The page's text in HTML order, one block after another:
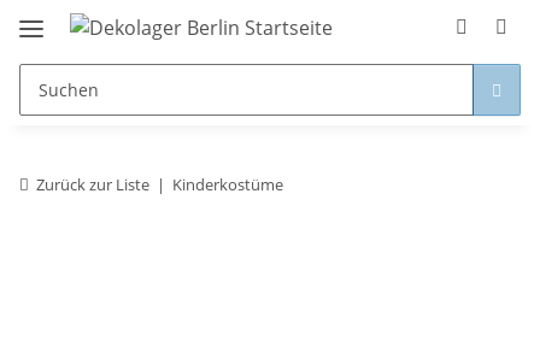
Zurück zur Liste Kinderkostüme